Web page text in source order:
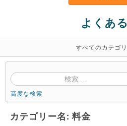
よくあ
すべてのカテゴ
高度な検索
カテゴリー名: 料金